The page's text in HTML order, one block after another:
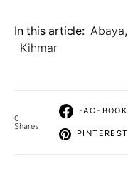
In this article: Abaya,
Kihmar
0
Shares
FACEBOOK
PINTEREST